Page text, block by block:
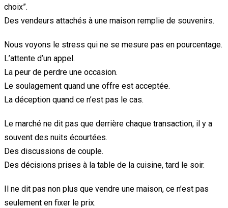
choix”.
Des vendeurs attachés à une maison remplie de souvenirs.
Nous voyons le stress qui ne se mesure pas en pourcentage.
L’attente d’un appel.
La peur de perdre une occasion.
Le soulagement quand une offre est acceptée.
La déception quand ce n’est pas le cas.
Le marché ne dit pas que derrière chaque transaction, il y a
souvent des nuits écourtées.
Des discussions de couple.
Des décisions prises à la table de la cuisine, tard le soir.
Il ne dit pas non plus que vendre une maison, ce n’est pas
seulement en fixer le prix.